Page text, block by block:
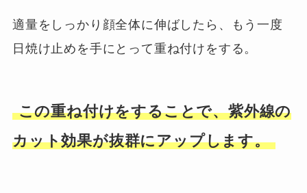
適量をしっかり顔全体に伸ばしたら、もう一度
日焼け止めを手にとって重ね付けをする。
この重ね付けをすることで、紫外線の
カット効果が抜群にアップします。